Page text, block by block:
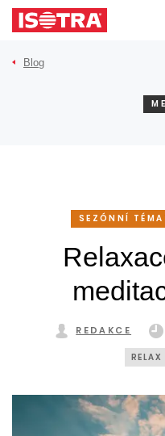
Přeskočit na obsah
Blog
SEZÓNNÍ
REDAKCE
RELAX